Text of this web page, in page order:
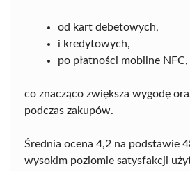
od kart debetowych,
i kredytowych,
po płatności mobilne NFC,
co znacząco zwiększa wygodę
podczas zakupów.
Średnia ocena 4,2 na podstawie
wysokim poziomie satysfakcji